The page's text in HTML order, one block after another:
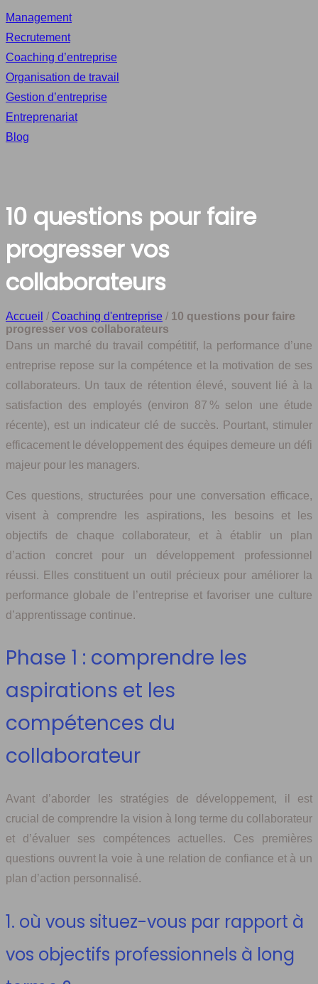
Management
Recrutement
Coaching d’entreprise
Organisation de travail
Gestion d’entreprise
Entreprenariat
Blog
10 questions pour faire
progresser vos
collaborateurs
Accueil / Coaching d'entreprise / 10 questions pour faire
progresser vos collaborateurs
Dans un marché du travail compétitif, la performance d’une
entreprise repose sur la compétence et la motivation de ses
collaborateurs. Un taux de rétention élevé, souvent lié à la
satisfaction des employés (environ 87 % selon une étude
récente), est un indicateur clé de succès. Pourtant, stimuler
efficacement le développement des équipes demeure un défi
majeur pour les managers.
Ces questions, structurées pour une conversation efficace,
visent à comprendre les aspirations, les besoins et les
objectifs de chaque collaborateur, et à établir un plan
d’action concret pour un développement professionnel
réussi. Elles constituent un outil précieux pour améliorer la
performance globale de l’entreprise et favoriser une culture
d’apprentissage continue.
Phase 1 : comprendre les
aspirations et les
compétences du
collaborateur
Avant d’aborder les stratégies de développement, il est
crucial de comprendre la vision à long terme du collaborateur
et d’évaluer ses compétences actuelles. Ces premières
questions ouvrent la voie à une relation de confiance et à un
plan d’action personnalisé.
1. où vous situez-vous par rapport à
vos objectifs professionnels à long